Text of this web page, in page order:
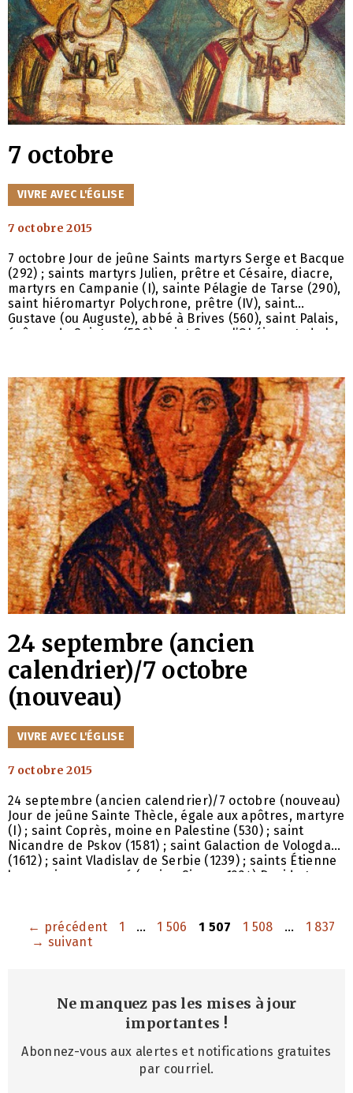
7 octobre
CATÉGORIES
VIVRE AVEC L'ÉGLISE
7 octobre 2015
7 octobre Jour de jeûne Saints martyrs Serge et Bacque
(292) ; saints martyrs Julien, prêtre et Césaire, diacre,
martyrs en Campanie (I), sainte Pélagie de Tarse (290),
saint hiéromartyr Polychrone, prêtre (IV), saint
Gustave (ou Auguste), abbé à Brives (560), saint Palais,
évêque de Saintes (596), saint Serge l’Obéissant, de la
saint Jonas,
24 septembre (ancien
calendrier)/7 octobre
(nouveau)
CATÉGORIES
VIVRE AVEC L'ÉGLISE
7 octobre 2015
24 septembre (ancien calendrier)/7 octobre (nouveau)
Jour de jeûne Sainte Thècle, égale aux apôtres, martyre
(I) ; saint Coprès, moine en Palestine (530) ; saint
Nicandre de Pskov (1581) ; saint Galaction de Vologda
(1612) ; saint Vladislav de Serbie (1239) ; saints Étienne
le premier couronné (moine Simon, 1224) David et
Paul (Berezine), prêtres, Vital (Kokorev), moine, Basile
← précédent Page
1 … Page
1 506 Page
1 507 Page
1 508 … Page
1 837
→ suivant
Ne manquez pas les mises à jour
importantes !
Abonnez-vous aux alertes et notifications gratuites
par courriel.